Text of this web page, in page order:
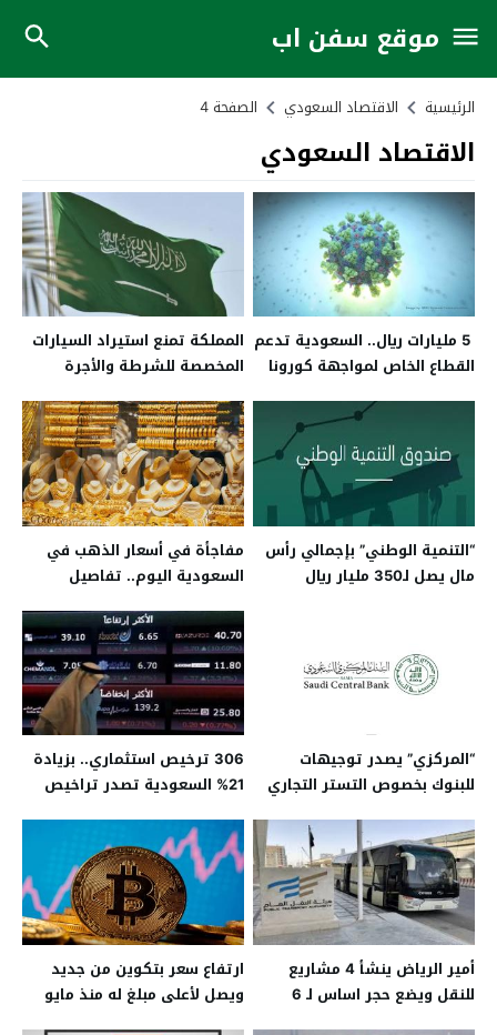
موقع سفن اب
الرئيسية الاقتصاد السعودي الصفحة 4
الاقتصاد السعودي
5 مليارات ريال.. السعودية تدعم
القطاع الخاص لمواجهة كورونا
المملكة تمنع استيراد السيارات
المخصصة للشرطة والأجرة
“التنمية الوطني” بإجمالي رأس
مال يصل لـ350 مليار ريال
مفاجأة في أسعار الذهب في
السعودية اليوم.. تفاصيل
“المركزي” يصدر توجيهات
للبنوك بخصوص التستر التجاري
306 ترخيص استثماري.. بزيادة
21% السعودية تصدر تراخيص
أمير الرياض ينشأ 4 مشاريع
للنقل ويضع حجر اساس لـ 6
ارتفاع سعر بتكوين من جديد
ويصل لأعلى مبلغ له منذ مايو